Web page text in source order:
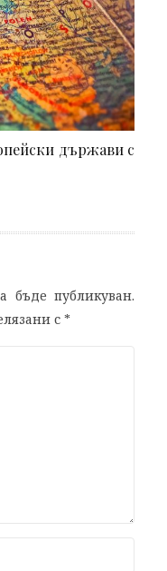
държави с
публикуван.
с *